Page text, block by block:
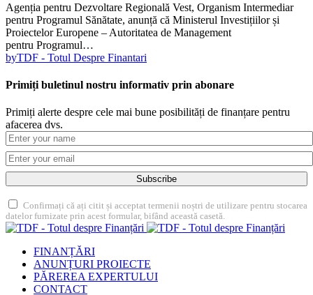
Agenția pentru Dezvoltare Regională Vest, Organism Intermediar
pentru Programul Sănătate, anunță că Ministerul Investițiilor și
Proiectelor Europene – Autoritatea de Management
pentru Programul…
byTDF - Totul Despre Finantari
Primiți buletinul nostru informativ prin abonare
Primiți alerte despre cele mai bune posibilități de finanțare pentru
afacerea dvs.
Subscribe
Confirmați că ați citit și acceptat termenii noștri de utilizare pentru stocarea
datelor furnizate prin acest formular, bifând această casetă.
FINANȚĂRI
ANUNȚURI PROIECTE
PĂREREA EXPERTULUI
CONTACT